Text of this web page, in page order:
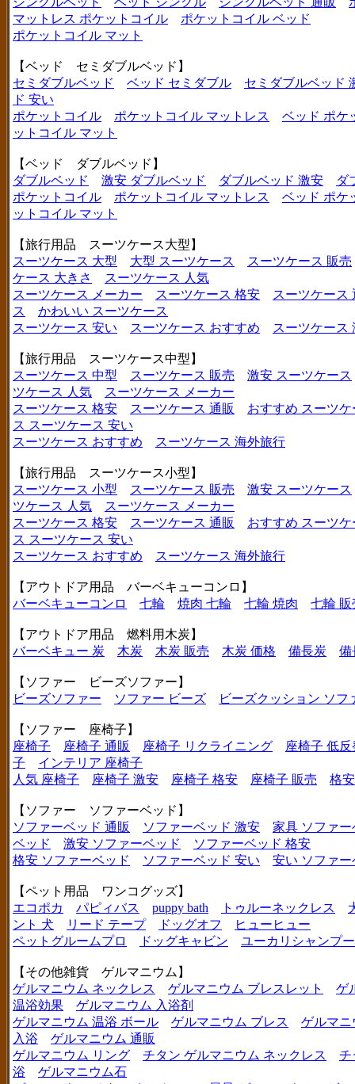
マットレス ポケットコイル
ポケットコイル ベッド
ポケットコイル マット
【ベッド セミダブルベッド】
セミダブルベッド
ベッド セミダブル
セミダブルベッド
ド 安い
ポケットコイル
ポケットコイル マットレス
ベッド ポケ
ットコイル マット
【ベッド ダブルベッド】
ダブルベッド
激安 ダブルベッド ダブルベッド 激安
ダ
ポケットコイル
ポケットコイル マットレス
ベッド ポケ
ットコイル マット
【旅行用品 スーツケース大型】
スーツケース 大型
大型 スーツケース
スーツケース 販売
ケース 大きさ
スーツケース 人気
スーツケース メーカー
スーツケース 格安
スーツケース
ス
かわいい スーツケース
スーツケース 安い
スーツケース おすすめ スーツケース
【旅行用品 スーツケース中型】
スーツケース 中型
スーツケース 販売
激安 スーツケース
ツケース 人気
スーツケース メーカー
スーツケース 格安
スーツケース 通販
おすすめ スーツケ
ス スーツケース 安い
スーツケース おすすめ
スーツケース 海外旅行
【旅行用品 スーツケース小型】
スーツケース 小型
スーツケース 販売
激安 スーツケース
ツケース 人気
スーツケース メーカー
スーツケース 格安
スーツケース 通販
おすすめ スーツケ
ス スーツケース 安い
スーツケース おすすめ
スーツケース 海外旅行
【アウトドア用品 バーベキューコンロ】
バーベキューコンロ
七輪 焼肉 七輪 七輪 焼肉 七輪 販
【アウトドア用品 燃料用木炭】
バーベキュー 炭
木炭 木炭 販売 木炭 価格 備長炭 備
【ソファー ビーズソファー】
ビーズソファー
ソファー ビーズ ビーズクッション ソフ
【ソファー 座椅子】
座椅子
座椅子 通販 座椅子 リクライニング
座椅子 低反
子
インテリア 座椅子
人気 座椅子
座椅子 激安 座椅子 格安 座椅子 販売 格
【ソファー ソファーベッド】
ソファーベッド 通販
ソファーベッド 激安
家具 ソファー
ベッド
激安 ソファーベッド
ソファーベッド 格安
格安 ソファーベッド
ソファーベッド 安い 安い ソファー
【ペット用品 ワンコグッズ】
エコポカ
パピィバス puppy bath トゥルーネックレス
ント 犬
リード テープ ドッグオフ
ヒューヒュー
ペットグルームプロ
ドッグキャビン ユーカリシャンプー
【その他雑貨 ゲルマニウム】
ゲルマニウム ネックレス
ゲルマニウム ブレスレット
ゲ
温浴効果
ゲルマニウム 入浴剤
ゲルマニウム 温浴 ボール
ゲルマニウム ブレス
ゲルマニ
入浴
ゲルマニウム 通販
ゲルマニウム リング
チタン ゲルマニウム ネックレス
チ
浴
ゲルマニウム石